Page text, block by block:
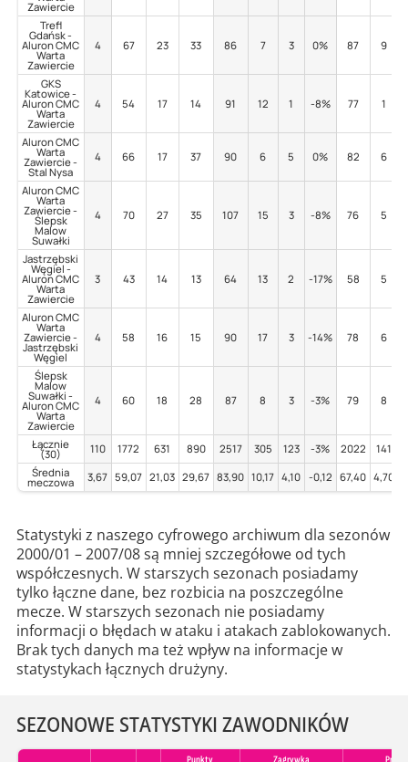
Zawiercie
Trefl
Gdańsk -
Aluron CMC
Warta
Zawiercie
4 67 23 33 86 7 3 0% 87 9
GKS
Katowice -
Aluron CMC
Warta
Zawiercie
4 54 17 14 91 12 1 -8% 77 1
Aluron CMC
Warta
Zawiercie -
Stal Nysa
4 66 17 37 90 6 5 0% 82 6
Aluron CMC
Warta
Zawiercie -
Ślepsk
Malow
Suwałki
4 70 27 35 107 15 3 -8% 76 5
Jastrzębski
Węgiel -
Aluron CMC
Warta
Zawiercie
3 43 14 13 64 13 2 -17% 58 5
Aluron CMC
Warta
Zawiercie -
Jastrzębski
Węgiel
4 58 16 15 90 17 3 -14% 78 6
Ślepsk
Malow
Suwałki -
Aluron CMC
Warta
Zawiercie
4 60 18 28 87 8 3 -3% 79 8
Łącznie
(30) 110 1772 631 890 2517 305 123 -3% 2022 141
Średnia
meczowa 3,67 59,07 21,03 29,67 83,90 10,17 4,10 -0,12 67,40 4,70
Statystyki z naszego cyfrowego archiwum dla sezonów
2000/01 – 2007/08 są mniej szczegółowe od tych
współczesnych. W starszych sezonach posiadamy
tylko łączne dane, bez rozbicia na poszczególne
mecze. W starszych sezonach nie posiadamy
informacji o błędach w ataku i atakach zablokowanych.
Brak tych danych ma też wpływ na informacje w
statystykach łącznych drużyny.
SEZONOWE STATYSTYKI ZAWODNIKÓW
Punkty Zagrywka